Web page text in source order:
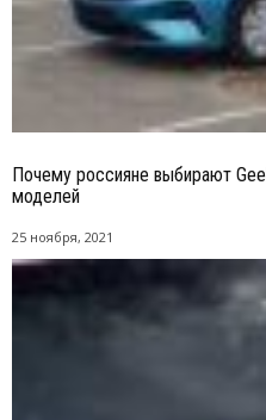
Почему россияне выбирают
моделей
25 ноября, 2021